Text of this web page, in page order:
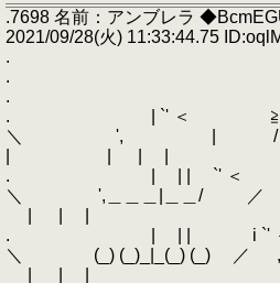
.7698 名前：アンブレラ
2021/09/28(火) 11:33:44.75
.
.
.
. | `' ＜
＼ ', | / ／
. | | | `'
＼ ',＿＿＿|＿＿
. | | | i `'
＼ (_) (_)_|_(_)